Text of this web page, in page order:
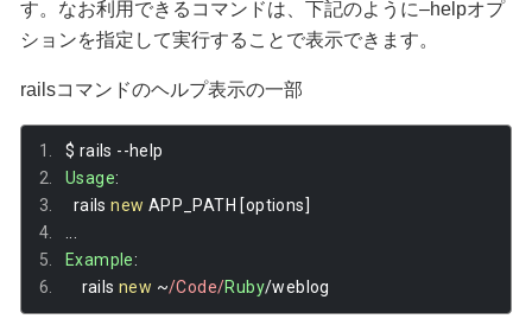
す。なお利用できるコマンドは、下記のように–helpオプ
ションを指定して実行することで表示できます。
railsコマンドのヘルプ表示の一部
$ rails --help
Usage:
  rails
new APP_PATH [options]
...
Example:
    rails
new ~/Code/Ruby/weblog